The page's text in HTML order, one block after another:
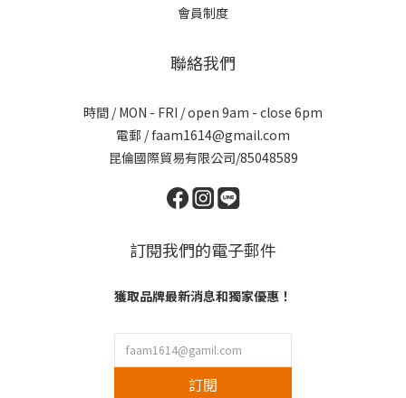
會員制度
聯絡我們
時間 / MON - FRI / open 9am - close 6pm
電郵 / faam1614@gmail.com
昆倫國際貿易有限公司/85048589
訂閱我們的電子郵件
獲取品牌最新消息和獨家優惠！
訂閱